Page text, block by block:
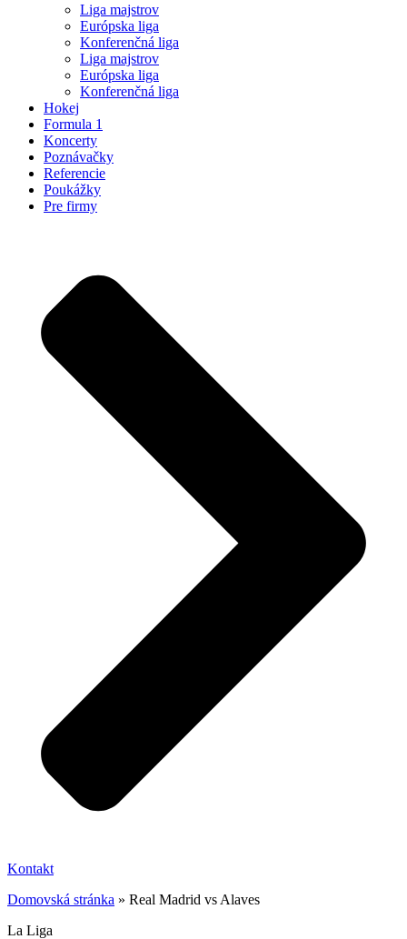
Liga majstrov
Európska liga
Konferenčná liga
Liga majstrov
Európska liga
Konferenčná liga
Hokej
Formula 1
Koncerty
Poznávačky
Referencie
Poukážky
Pre firmy
Kontakt
Domovská stránka » Real Madrid vs Alaves
La Liga